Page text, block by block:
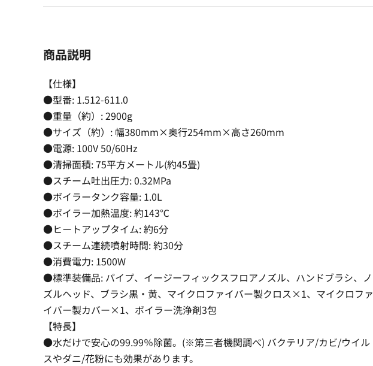
商品説明
【仕様】
●型番: 1.512-611.0
●重量（約）: 2900g
●サイズ（約）: 幅380mm×奥行254mm×高さ260mm
●電源: 100V 50/60Hz
●清掃面積: 75平方メートル(約45畳)
●スチーム吐出圧力: 0.32MPa
●ボイラータンク容量: 1.0L
●ボイラー加熱温度: 約143℃
●ヒートアップタイム: 約6分
●スチーム連続噴射時間: 約30分
●消費電力: 1500W
●標準装備品: パイプ、イージーフィックスフロアノズル、ハンドブラシ、ノ
ズルヘッド、ブラシ黒・黄、マイクロファイバー製クロス×1、マイクロファ
イバー製カバー×1、ボイラー洗浄剤3包
【特長】
●水だけで安心の99.99％除菌。(※第三者機関調べ) バクテリア/カビ/ウイル
スやダニ/花粉にも効果があります。